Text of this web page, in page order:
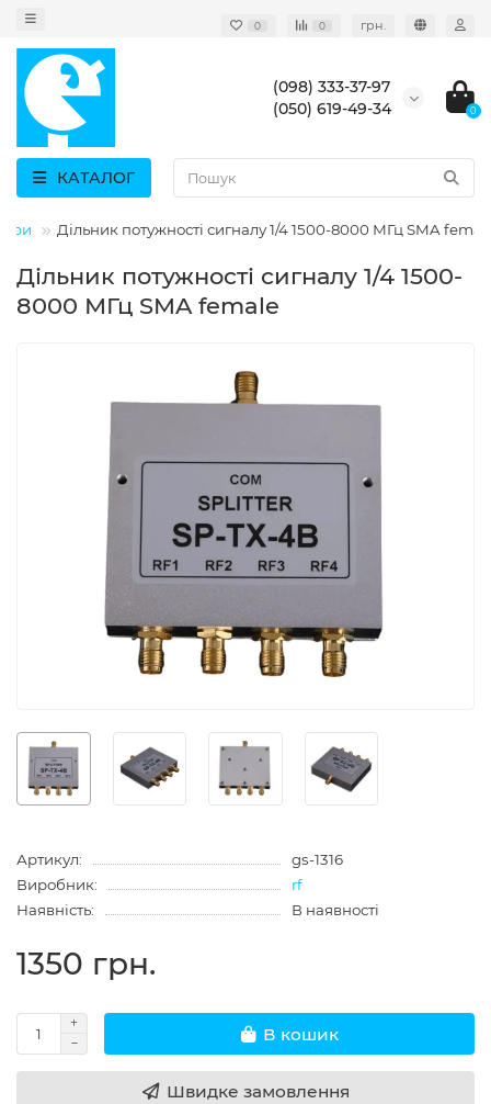
0 0 грн.
(098) 333-37-97
(050) 619-49-34
0
КАТАЛОГ
Дільник потужності сигналу 1/4 1500-8000 МГц SMA
Дільник потужності сигналу 1/4 1500-
8000 МГц SMA female
Артикул:
gs-1316
Виробник:
rf
Наявність:
В наявності
1350 грн.
В кошик
Швидке замовлення